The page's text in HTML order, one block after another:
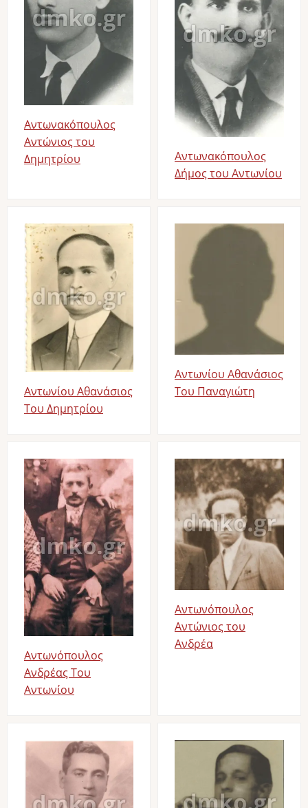
Αντωνακόπουλος
Αντώνιος του
Δημητρίου
Αντωνακόπουλος
Δήμος του Αντωνίου
Image
Αντωνίου Αθανάσιος
Του Δημητρίου
Image
Αντωνίου Αθανάσιος
Του Παναγιώτη
Image
Αντωνόπουλος
Ανδρέας Του
Αντωνίου
Image
Αντωνόπουλος
Αντώνιος του
Ανδρέα
Image